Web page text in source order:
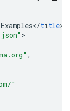
Examples</title
,
"